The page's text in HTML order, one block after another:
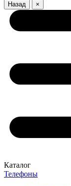
Назад ×
Каталог
Телефоны